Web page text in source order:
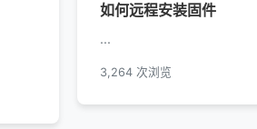
如何远程安装固件
...
3,264 次浏览